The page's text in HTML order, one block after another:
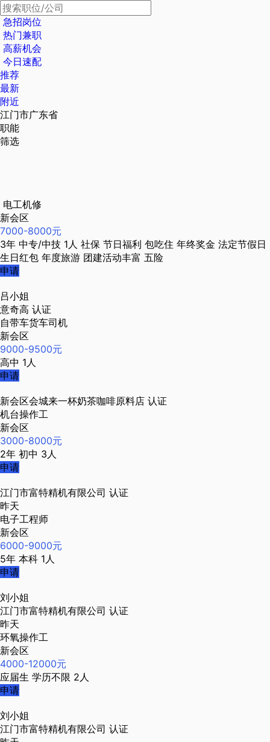
急招岗位
热门兼职
高薪机会
今日速配
推荐
最新
附近
江门市广东省
职能
筛选
电工机修
新会区
7000-8000元
3年 中专/中技 1人 社保 节日福利 包吃住 年终奖金 法定节假日
生日红包 年度旅游 团建活动丰富 五险
申请
吕小姐
意奇高 认证
自带车货车司机
新会区
9000-9500元
高中 1人
申请
新会区会城来一杯奶茶咖啡原料店 认证
机台操作工
新会区
3000-8000元
2年 初中 3人
申请
江门市富特精机有限公司 认证
昨天
电子工程师
新会区
6000-9000元
5年 本科 1人
申请
刘小姐
江门市富特精机有限公司 认证
昨天
环氧操作工
新会区
4000-12000元
应届生 学历不限 2人
申请
刘小姐
江门市富特精机有限公司 认证